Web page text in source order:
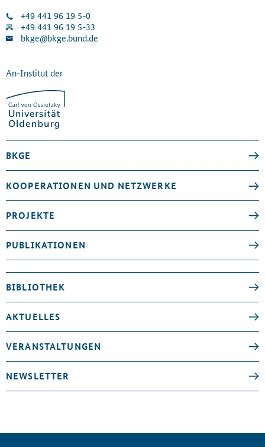
+49 441 96 19 5-0
+49 441 96 19 5-33
bkge@bkge.bund.de
An-Institut der
BKGE
KOOPERATIONEN UND NETZWERKE
PROJEKTE
PUBLIKATIONEN
BIBLIOTHEK
AKTUELLES
VERANSTALTUNGEN
NEWSLETTER